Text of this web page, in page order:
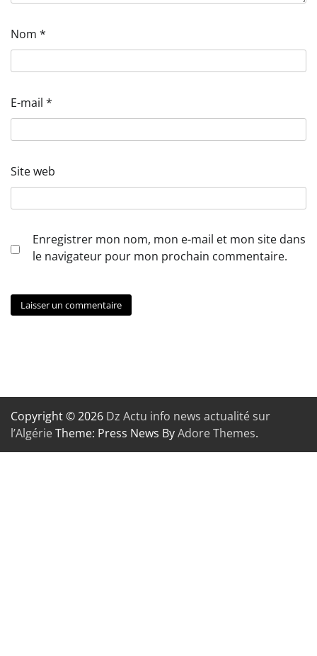
Nom *
E-mail *
Site web
Enregistrer mon nom, mon e-mail et mon site dans
le navigateur pour mon prochain commentaire.
Copyright © 2026 Dz Actu info news actualité sur
l’AlgérieTheme: Press News ByAdore Themes.